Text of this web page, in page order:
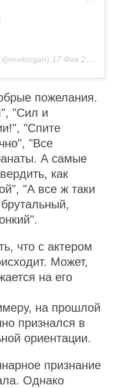
17 Фев 2019 в 4:08 PST
пожелания.
"Сил и
"Спите
"Все
А самые
как
"А все ж таки
что с актером
Может,
на его
на прошлой
признался в
ориентации.
признание
Однако